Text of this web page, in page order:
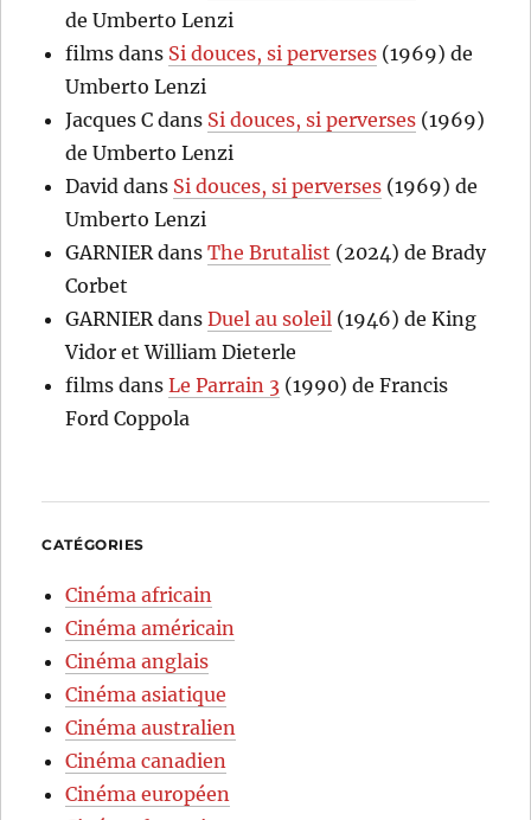
de Umberto Lenzi
films dans Si douces, si perverses (1969) de
Umberto Lenzi
Jacques C dans Si douces, si perverses (1969)
de Umberto Lenzi
David dans Si douces, si perverses (1969) de
Umberto Lenzi
GARNIER dansThe Brutalist (2024) de Brady
Corbet
GARNIER dansDuel au soleil (1946) de King
Vidor et William Dieterle
films dansLe Parrain 3 (1990) de Francis
Ford Coppola
CATÉGORIES
Cinéma africain
Cinéma américain
Cinéma anglais
Cinéma asiatique
Cinéma australien
Cinéma canadien
Cinéma européen